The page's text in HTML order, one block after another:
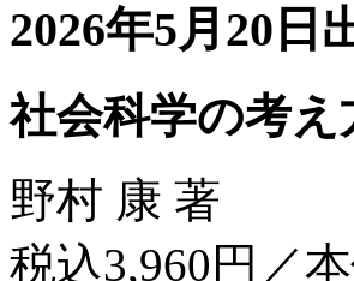
2026年5月20日
社会科学の考え
野村 康 著
税込3,960円／